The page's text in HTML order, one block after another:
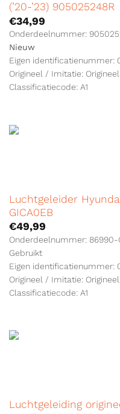
(’20-’23) 905025248R
€34,99
Onderdeelnummer:
Nieuw
Eigen identificatienummer:
Origineel / Imitatie: Origineel
Classificatiecode: A1
Luchtgeleider
GICA0EB
€49,99
Onderdeelnummer: 86990-
Gebruikt
Eigen identificatienummer:
Origineel / Imitatie: Origineel
Classificatiecode: A1
Luchtgeleiding